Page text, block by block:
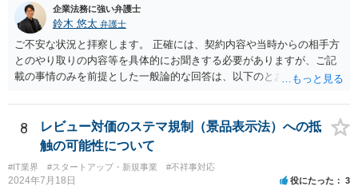
ませんが、責任追及するハードルはかなり上がります。 ②について
は、 実際上、税理士事務所では事務員が顧客対応することが多いと聞
きます。 そのため、メールに税理士が参加していないことや直接面談
していないことをもって賠償請求の理由とすることは現実問題として
は難しい可能性があります。 ③については、 税理士が、契約上の委任
事務外の税務相談をサービスで実施していた場合は、税理士側から積
極的に課税方式を確認しなければならないという程度の注意義務は認
められにくいのではないかと思います。 もっとも、顧問契約締結当初
から本件法人設立の相談についても依頼しており委任事務に含まれて
いたと主張できる事情がある場合には、上記より幾分有利に進められ
るかと思います。 より詳細な検討は、個別に法律事務所に問い合わせ
て法律相談されるとよいでしょう。
企業法務に強い弁護士
鈴木 悠太 弁護士
ご不安な状況と拝察します。 正確には、契約内容や当時からの相手方
とのやり取りの内容等を具体的にお聞きする必要がありますが、ご記
載の事情のみを前提とした一般論的な回答は、以下のとおりです。 ①
前の商事消滅時効、不法行為消滅時効）にかかっている可能性が高い
です。 ②相手方の報告要求については、法的には従う義務はないでし
ょう。 ③すでに対応は完了しており、もし相手方から今後具体的な法
的請求ないし措置がなされれば改めて検討するという方針でもよいよ
うに思われます。
8
レビュー対価のステマ規制（景品表示法）への抵
触の可能性について
#IT業界 #スタートアップ・新規事業 #不祥事対応
2024年7月18日 役にたった 3